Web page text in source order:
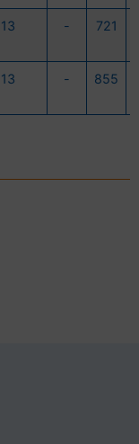
13 - 721
13 - 855